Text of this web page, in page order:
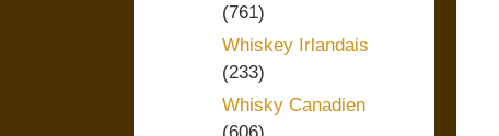
(761)
Whiskey Irlandais
(233)
Whisky Canadien
(606)